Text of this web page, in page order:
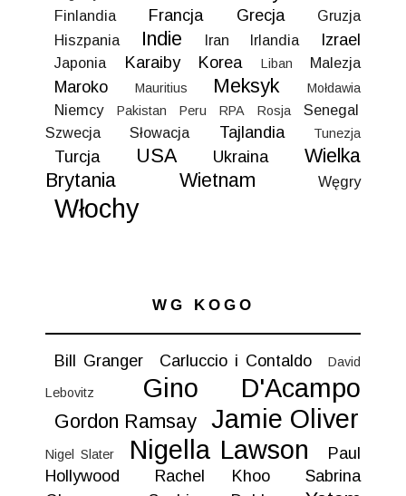
Finlandia Francja Grecja
Gruzja
Hiszpania
Indie Iran Irlandia Izrael
Japonia Karaiby Korea Liban Malezja
Maroko Mauritius Meksyk Mołdawia
Niemcy Pakistan Peru RPA Rosja
Senegal
Szwecja
Słowacja Tajlandia Tunezja
Turcja USA Ukraina
Wielka
Brytania
Wietnam Węgry
Włochy
WG KOGO
Bill Granger Carluccio i Contaldo David
Lebovitz Gino D'Acampo
Gordon Ramsay Jamie Oliver
Nigel Slater Nigella Lawson
Paul
Hollywood
Rachel Khoo
Sabrina